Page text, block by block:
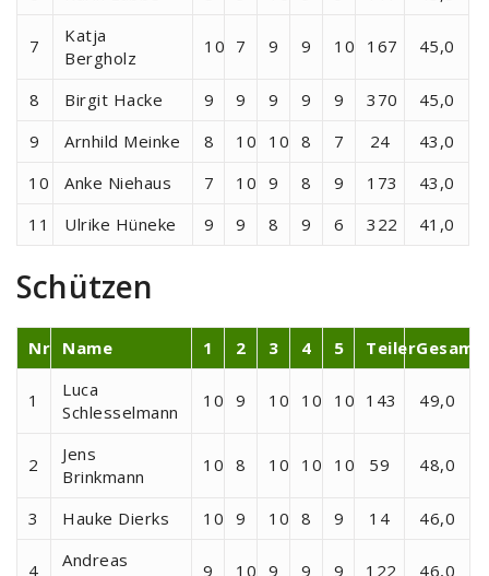
7
Katja
Bergholz
10 7 9 9 10 167 45,0
8 Birgit Hacke 9 9 9 9 9 370
45,0
9
Arnhild Meinke 8 10 10 8 7 24
43,0
10
Anke Niehaus 7 10 9 8 9 173
43,0
11
Ulrike Hüneke 9 9 8 9 6 322 41,0
Schützen
Nr Name 1 2 3 4 5 TeilerGesamt
1
Luca
Schlesselmann
10 9 10 10 10 143 49,0
2
Jens
Brinkmann
10 8 10 10 10 59 48,0
3 Hauke Dierks 10 9 10 8 9 14 46,0
4
Andreas
9 10 9 9 9 122 46,0